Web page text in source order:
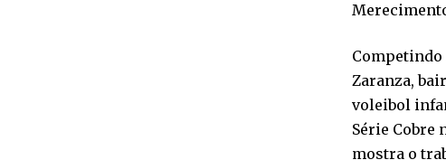
Competindo
Zaranza,
voleibol
Série Cobre
mostra o